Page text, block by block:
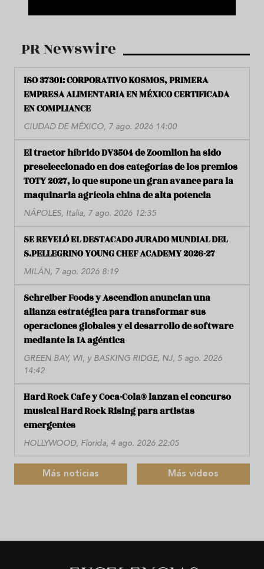
PR Newswire
ISO 37301: CORPORATIVO KOSMOS, PRIMERA
EMPRESA ALIMENTARIA EN MÉXICO CERTIFICADA
EN COMPLIANCE
CIUDAD DE MÉXICO, 7 ago. 2026 14:00
El tractor híbrido DV3504 de Zoomlion ha sido
preseleccionado en dos categorías de los premios
TOTY 2027, lo que supone un gran avance para la
maquinaria agrícola china de alta potencia
NÁPOLES, Italia, 7 ago. 2026 12:35
SE REVELÓ EL DESTACADO JURADO MUNDIAL DEL
S.PELLEGRINO YOUNG CHEF ACADEMY 2026-27
MILÁN, 7 ago. 2026 8:19
Schreiber Foods y Ascendion anuncian una
alianza estratégica para transformar sus
operaciones globales y el desarrollo de software
mediante la IA agéntica
GREEN BAY, WI, y BASKING RIDGE, NJ, 5 ago. 2026
14:42
Hard Rock Cafe y Coca-Cola® lanzan el concurso
musical Hard Rock Rising para artistas
emergentes
HOLLYWOOD, Florida, 4 ago. 2026 22:05
Más noticias Más videos